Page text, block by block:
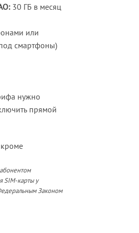
30 ГБ в месяц
или
смартфоны)
нужно
прямой
SIM-карты у
Законом